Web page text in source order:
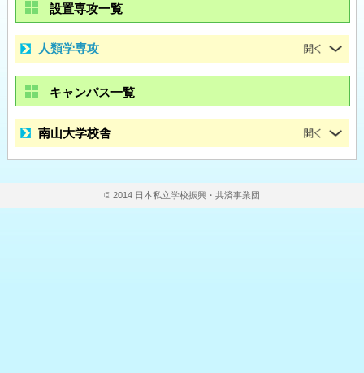
設置専攻一覧
人類学専攻
キャンパス一覧
南山大学校舎
© 2014 日本私立学校振興・共済事業団